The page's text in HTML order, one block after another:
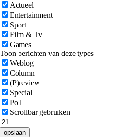
Actueel
Entertainment
Sport
Film & Tv
Games
Toon berichten van deze types
Weblog
Column
(P)review
Special
Poll
Scrollbar gebruiken
opslaan